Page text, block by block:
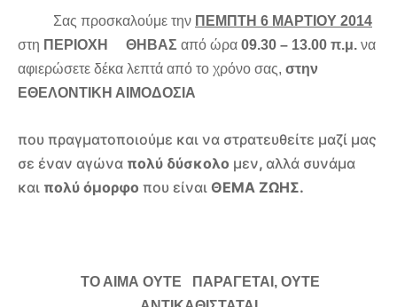
Σας προσκαλούμε την ΠΕΜΠΤΗ 6 ΜΑΡΤΙΟΥ 2014
στη ΠΕΡΙΟΧΗ ΘΗΒΑΣ από ώρα 09.30 – 13.00 π.μ. να
αφιερώσετε δέκα λεπτά από το χρόνο σας, στην
ΕΘΕΛΟΝΤΙΚΗ ΑΙΜΟΔΟΣΙΑ
που πραγματοποιούμε και να στρατευθείτε μαζί μας
σε έναν αγώνα πολύ δύσκολο μεν, αλλά συνάμα
και πολύ όμορφο που είναι ΘΕΜΑ ΖΩΗΣ.
ΤΟ ΑΙΜΑ ΟΥΤΕ ΠΑΡΑΓΕΤΑΙ, ΟΥΤΕ